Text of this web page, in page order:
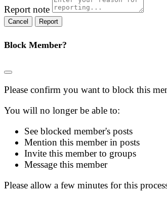
Report note
Report
Block Member?
Please confirm you want to block this
You will no longer be able to:
See blocked member's posts
Mention this member in posts
Invite this member to groups
Message this member
Please allow a few minutes for this